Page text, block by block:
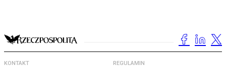
KONTAKT REGULAMIN